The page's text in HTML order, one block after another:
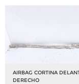
AIRBAG CORTINA
DERECHO